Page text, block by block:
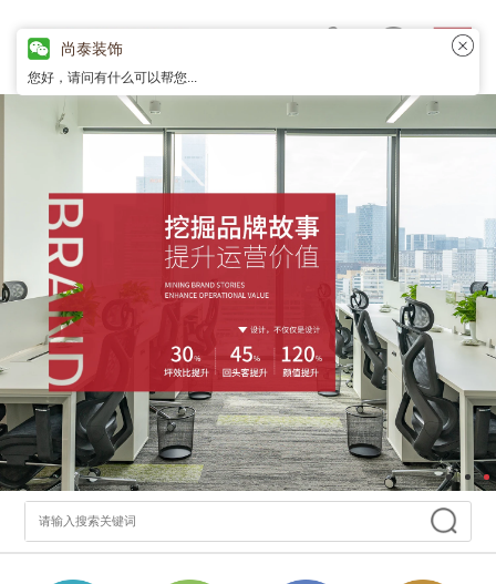
尚泰装饰
您好，请问有什么可以帮您...